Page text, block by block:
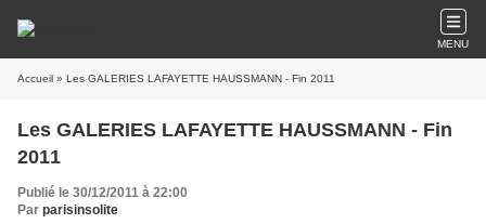
MENU
Accueil » Les GALERIES LAFAYETTE HAUSSMANN - Fin 2011
Les GALERIES LAFAYETTE HAUSSMANN - Fin
2011
Publié le 30/12/2011 à 22:00
Par parisinsolite